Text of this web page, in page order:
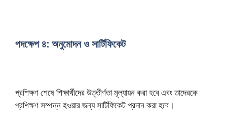
পদক্ষেপ ৪: অনুমোদন ও সার্টিফিকেট
প্রশিক্ষণ শেষে শিক্ষার্থীদের উত্তীর্ণতা মূল্যায়ন করা হবে এবং তাদেরকে
প্রশিক্ষণ সম্পন্ন হওয়ার জন্য সার্টিফিকেট প্রদান করা হবে।